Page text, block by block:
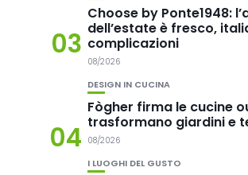
03
Choose by Ponte1948:
dell’estate è fresco,
complicazioni
08/2026
04
DESIGN IN CUCINA
Fògher firma le cucine
trasformano giardini e
08/2026
I LUOGHI DEL GUSTO